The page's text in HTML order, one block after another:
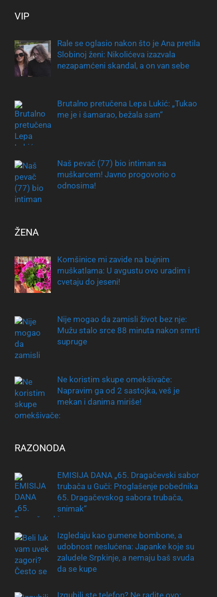
VIP
Rale se oglasio nakon što je Ana pretila
Slobinoj ženi: Nikolićeva izazvala
nezapamćeni skandal, a on van sebe
Brutalno pretučena Lepa Lukić: „Tukao
me je i šamarao, bežala sam“
Naš pevač (77) bio intiman sa
muškarcem! Javno progovorio o
odnosima!
ŽENA
Komšinice mi zavide na bujnim
muškatlama: U avgustu ovo uradim i
cvetaju do jeseni!
Nije mogao da zamisli život bez nje:
Mužu stalo srce 88 minuta nakon smrti
supruge
Ne koristim skupe omekšivače:
Napravim ga od 2 sastojka, veš je
mekan i danima miriše!
RAZONODA
EMISIJA DANA „65. Dragačevski sabor
trubača u Guči: Proglašenje pobednika
65. Dragačevskog sabora trubača,
snimak“
Izgledaju kao gumene bombone, a
udobnost neslućena: Japanke koje su
zaludele Srpkinje, a nemaju baš svuda
da se kupe